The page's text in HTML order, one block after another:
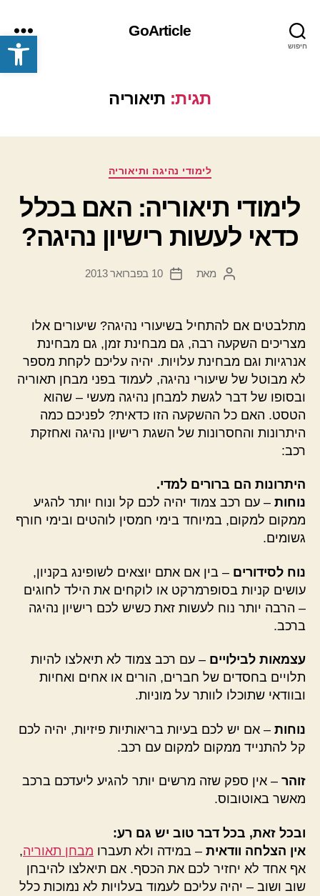
פתח סרגל נגישות חיפוש
GoArticle
תפריט
תגית: תיאוריה
קטגוריות
לימודי נהיגה ותיאוריה
לימודי תיאוריה: האם בכלל
כדאי לעשות רישיון נהיגה?
המחבר
מאת
תאריך
10 בפברואר 2013
מתלבטים אם להתחיל בשיעורי נהיגה? שיעורים אלו
מצריכים השקעה רבה, גם מבחינת זמן, גם מבחינת
אנרגיות וגם מבחינת עלויות. יהיה עליכם לקחת מספר
לא מבוטל של שיעורי נהיגה, לעמוד בפני מבחן תאוריה
ובסופו של דבר לגשת למבחן נהיגה מעשי – שהוא
הטסט. האם כל ההשקעה הזו כדאית? לפניכם כמה
היתרונות והחסרונות של השגת רישיון נהיגה ואחזקת
רכב:
היתרונות הם ברורים למדי.
נוחות – עם רכב צמוד יהיה לכם קל ונוח יותר להגיע
ממקום למקום, במיוחד בימי חמסין לוהטים ובימי חורף
גשומים.
נוח לסידורים – בין אם אתם יוצאים לשופינג בקניון,
עושים קניות בסופרמרקט או לוקחים את הילד לחוגים
– הרבה יותר נוח לעשות זאת כשיש לכם רישיון נהיגה
ברכב.
עצמאות לבילויים – עם רכב צמוד לא תיאלצו להיות
תלויים בחסדים של חברים, הורים או אחים ואחיות
ובוודאי שתוכלו לוותר על מוניות.
נוחות – אם יש לכם בעיות בריאותיות פיזיות, יהיה לכם
קל להתנייד ממקום למקום עם רכב.
זוהר – אין ספק שזה מרשים יותר להגיע ליעדכם ברכב
מאשר באוטובוס.
ובכל זאת, בכל דבר טוב יש גם רע:
אין הצלחה וודאית – במידה ולא תעברו מבחן תאוריה,
אף אחד לא יחזיר לכם את הכסף. אם תיאלצו להיבחן
שוב ושוב – יהיה עליכם לעמוד בעלויות לא נמוכות כלל